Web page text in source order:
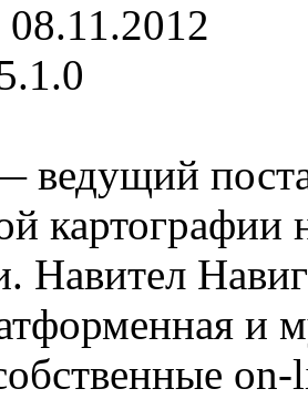
ведущий
картографии
Навител
и